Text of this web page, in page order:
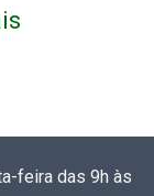
feira das 9h às